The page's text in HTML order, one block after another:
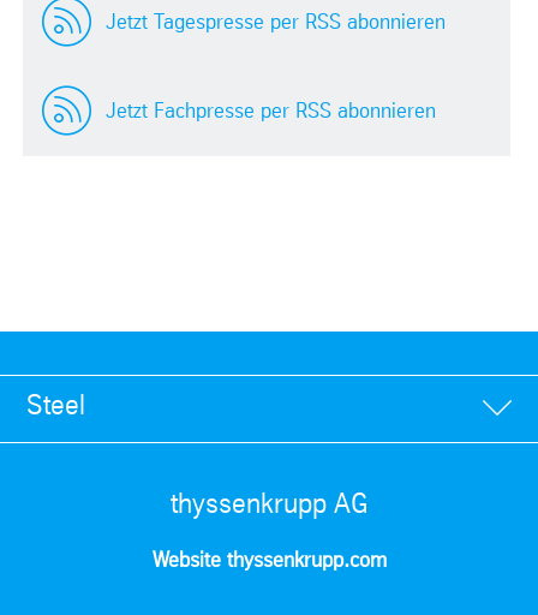
Jetzt Tagespresse per RSS abonnieren
Jetzt Fachpresse per RSS abonnieren
Steel
thyssenkrupp AG
Website thyssenkrupp.com